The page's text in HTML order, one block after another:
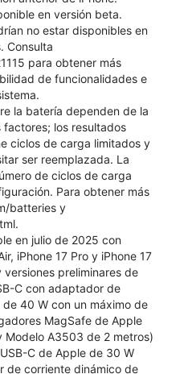
en versión beta.
no estar disponibles en
Consulta
para obtener más
de funcionalidades e
la batería dependen de la
los resultados
ciclos de carga limitados y
ser reemplazada. La
de ciclos de carga
Para obtener más
batteries y
en julio de 2025 con
iPhone 17 Pro y iPhone 17
preliminares de
C con adaptador de
40 W con un máximo de
MagSafe de Apple
Modelo A3503 de 2 metros)
C de Apple de 30 W
de corriente dinámico de